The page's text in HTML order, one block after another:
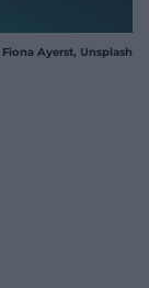
Fiona Ayerst, Unsplash